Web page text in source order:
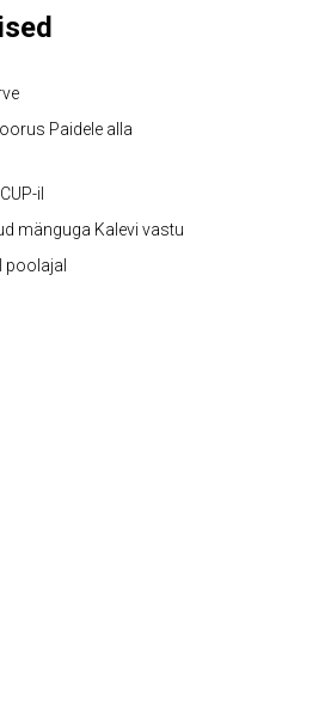
Paidele alla
il
mänguga Kalevi vastu
poolajal